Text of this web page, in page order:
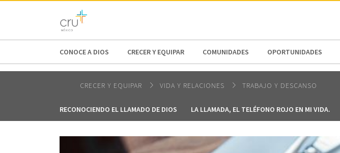
AFRICA
CONOCE A DIOS CRECER Y EQUIPAR COMUNIDADES OPORTUNIDADES
CRECER Y EQUIPAR VIDA Y RELACIONES TRABAJO Y DESCANSO
RECONOCIENDO EL LLAMADO DE DIOS LA LLAMADA, EL TELÉFONO ROJO EN MI VIDA.